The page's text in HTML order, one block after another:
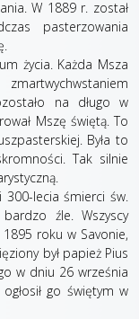
W 1889 r. został
pasterzowania
życia. Każda Msza
na długo w
Mszę świętą. To
Była to
Tak silnie
lecia śmierci św.
źle. Wszyscy
roku w Savonie,
był papież Pius
w dniu 26 września
go świętym w